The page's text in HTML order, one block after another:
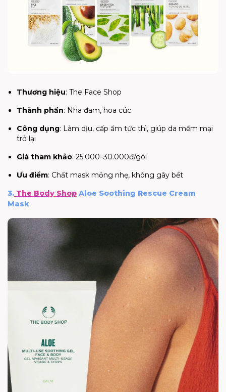
Thương hiệu: The Face Shop
Thành phần: Nha đam, hoa cúc
Công dụng: Làm dịu, cấp ẩm tức thì, giúp da mềm mại
trở lại
Giá tham khảo: 25.000–30.000đ/gói
Ưu điểm: Chất mask mỏng nhẹ, không gây bết
3. The Body Shop Aloe Soothing Rescue Cream
Mask